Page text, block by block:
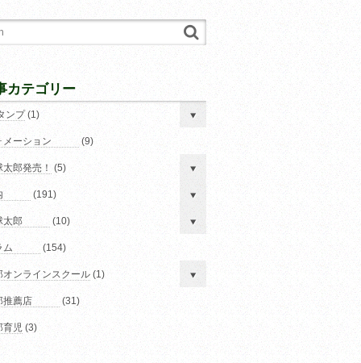
カテゴリー
ンプ(1)
メーション (9)
郎発売！ (5)
(191)
太郎 (10)
ム (154)
オンラインスクール (1)
推薦店 (31)
育児 (3)